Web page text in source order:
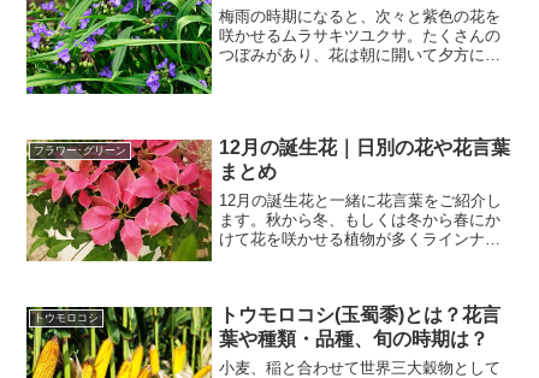
梅雨の時期になると、次々と紫色の花を
咲かせるムラサキツユクサ。たくさんの
つぼみがあり、花は朝に開いて夕方には
フラワー･グリーン
12月の誕生花｜日別の花や花言葉
まとめ
12月の誕生花と一緒に花言葉をご紹介し
ます。秋から冬、もしくは冬から春にか
けて花を咲かせる植物が多くラインナッ
ば、ぜひプレゼントに選ん...
トウモロコシ
トウモロコシ(玉蜀黍)とは？花言
葉や種類・品種、旬の時期は？
小麦、稲と合わせて世界三大穀物として